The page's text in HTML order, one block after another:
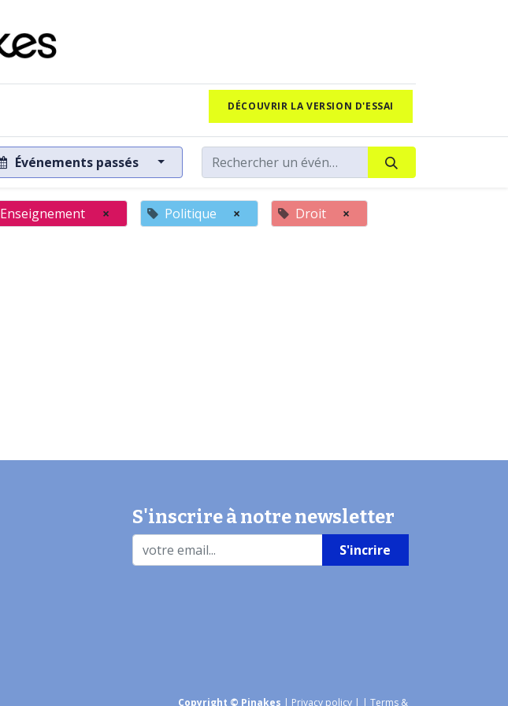
DÉCOUVRIR LA VERSION D'ESSAI
Événements passés
Enseignement × Politique × Droit ×
S'inscrire à notre newsletter
S'incrire
Copyright © Pinakes | Privacy policy | | Terms &